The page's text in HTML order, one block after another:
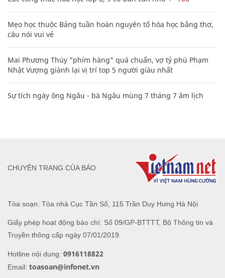
Mẹo học thuộc Bảng tuần hoàn nguyên tố hóa học bằng thơ,
câu nói vui vẻ
Mai Phương Thúy "phím hàng" quá chuẩn, vợ tỷ phú Phạm
Nhật Vượng giành lại vị trí top 5 người giàu nhất
Sự tích ngày ông Ngâu - bà Ngâu mùng 7 tháng 7 âm lịch
Tòa soạn: Tòa nhà Cục Tần Số, 115 Trần Duy Hưng Hà Nội
Giấy phép hoạt động báo chí: Số 09/GP-BTTTT, Bộ Thông tin và
Truyền thông cấp ngày 07/01/2019.
Hotline nội dung: 0916118822
Email: toasoan@infonet.vn
CHUYÊN TRANG CỦA BÁO